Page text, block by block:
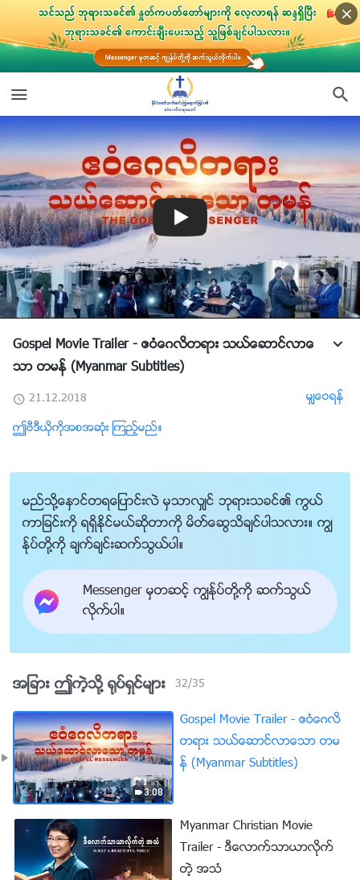
Gospel Movie Trailer - ဧဝံေဂလိတရား သယ္ေဆာင္လာေ
သာ တမန္ (Myanmar Subtitles)
21.12.2018
မွ်ေဝရန္
ဤဗီဒီယိုကိုအစအဆုံး ၾကည့္မည္။
မည္သို႔ေႏွာင္တရေျပာင္းလဲ မွသာလွ်င္ ဘုရားသခင္၏ ကြယ္
ကာျခင္းကို ရရွိႏိုင္မယ္ဆိုတာကို မိတ္ေဆြသိခ်င္ပါသလား။ ကြၽ
န္ုပ္တို႔ကို ခ်က္ခ်င္းဆက္သြယ္ပါ။
Messenger မွတဆင့္ ကြၽန္ုပ္တို႔ကို ဆက္သြယ္
လိုက္ပါ။
အျခား ဤကဲ့သို႔ ႐ုပ္ရွင္မ်ား 32/35
3:08
Gospel Movie Trailer - ဧဝံေဂလိ
တရား သယ္ေဆာင္လာေသာ တမ
န္ (Myanmar Subtitles)
Myanmar Christian Movie
Trailer - ဒီေလာက္သာယာလိုက္
တဲ့ အသံ